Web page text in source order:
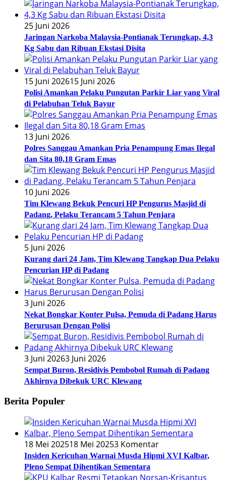
25 Juni 2026
Jaringan Narkoba Malaysia-Pontianak Terungkap, 4,3
Kg Sabu dan Ribuan Ekstasi Disita
15 Juni 202615 Juni 2026
Polisi Amankan Pelaku Pungutan Parkir Liar yang Viral
di Pelabuhan Teluk Bayur
13 Juni 2026
Polres Sanggau Amankan Pria Penampung Emas Ilegal
dan Sita 80,18 Gram Emas
10 Juni 2026
Tim Klewang Bekuk Pencuri HP Pengurus Masjid di
Padang, Pelaku Terancam 5 Tahun Penjara
5 Juni 2026
Kurang dari 24 Jam, Tim Klewang Tangkap Dua Pelaku
Pencurian HP di Padang
3 Juni 2026
Nekat Bongkar Konter Pulsa, Pemuda di Padang Harus
Berurusan Dengan Polisi
3 Juni 20263 Juni 2026
Sempat Buron, Residivis Pembobol Rumah di Padang
Akhirnya Dibekuk URC Klewang
Berita Populer
18 Mei 202518 Mei 20253 Komentar
Insiden Kericuhan Warnai Musda Hipmi XVI Kalbar,
Pleno Sempat Dihentikan Sementara